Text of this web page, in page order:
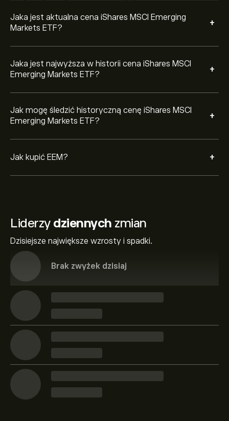
Jaka jest aktualna cena iShares MSCI Emerging
Markets ETF?
+
Jaka jest najwyższa w historii cena iShares MSCI
Emerging Markets ETF?
+
Jak mogę śledzić historyczną cenę iShares MSCI
Emerging Markets ETF?
+
Jak kupić EEM? +
Liderzy dziennych zmian
Dzisiejsze największe wzrosty i spadki.
Brak zwyżek dzisiaj